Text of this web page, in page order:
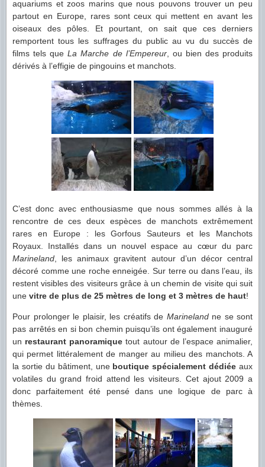
aquariums et zoos marins que nous pouvons trouver un peu
partout en Europe, rares sont ceux qui mettent en avant les
oiseaux des pôles. Et pourtant, on sait que ces derniers
remportent tous les suffrages du public au vu du succès de
films tels queLa Marche de l’Empereur, ou bien des produits
dérivés à l’effigie de pingouins et manchots.
C’est donc avec enthousiasme que nous sommes allés à la
rencontre de ces deux espèces de manchots extrêmement
rares en Europe : les Gorfous Sauteurs et les Manchots
Royaux. Installés dans un nouvel espace au cœur du parc
Marineland , les animaux gravitent autour d’un décor central
décoré comme une roche enneigée. Sur terre ou dans l’eau, ils
restent visibles des visiteurs grâce à un chemin de visite qui suit
une vitre de plus de 25 mètres de long et 3 mètres de haut!
Pour prolonger le plaisir, les créatifs de Marinelandne se sont
pas arrêtés en si bon chemin puisqu’ils ont également inauguré
un restaurant panoramique tout autour de l’espace animalier,
qui permet littéralement de manger au milieu des manchots. A
la sortie du bâtiment, une boutique spécialement dédiée aux
volatiles du grand froid attend les visiteurs. Cet ajout 2009 a
donc parfaitement été pensé dans une logique de parc à
thèmes.